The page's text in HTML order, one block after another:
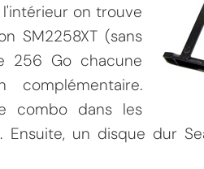
on trouve
SM2258XT (sans
256 Go chacune
complémentaire.
combo dans les
Ensuite, un disque dur